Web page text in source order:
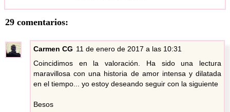
29 comentarios:
Carmen CG 11 de enero de 2017 a las 10:31
Coincidimos en la valoración. Ha sido una lectura
maravillosa con una historia de amor intensa y dilatada
en el tiempo... yo estoy deseando seguir con la siguiente
Besos